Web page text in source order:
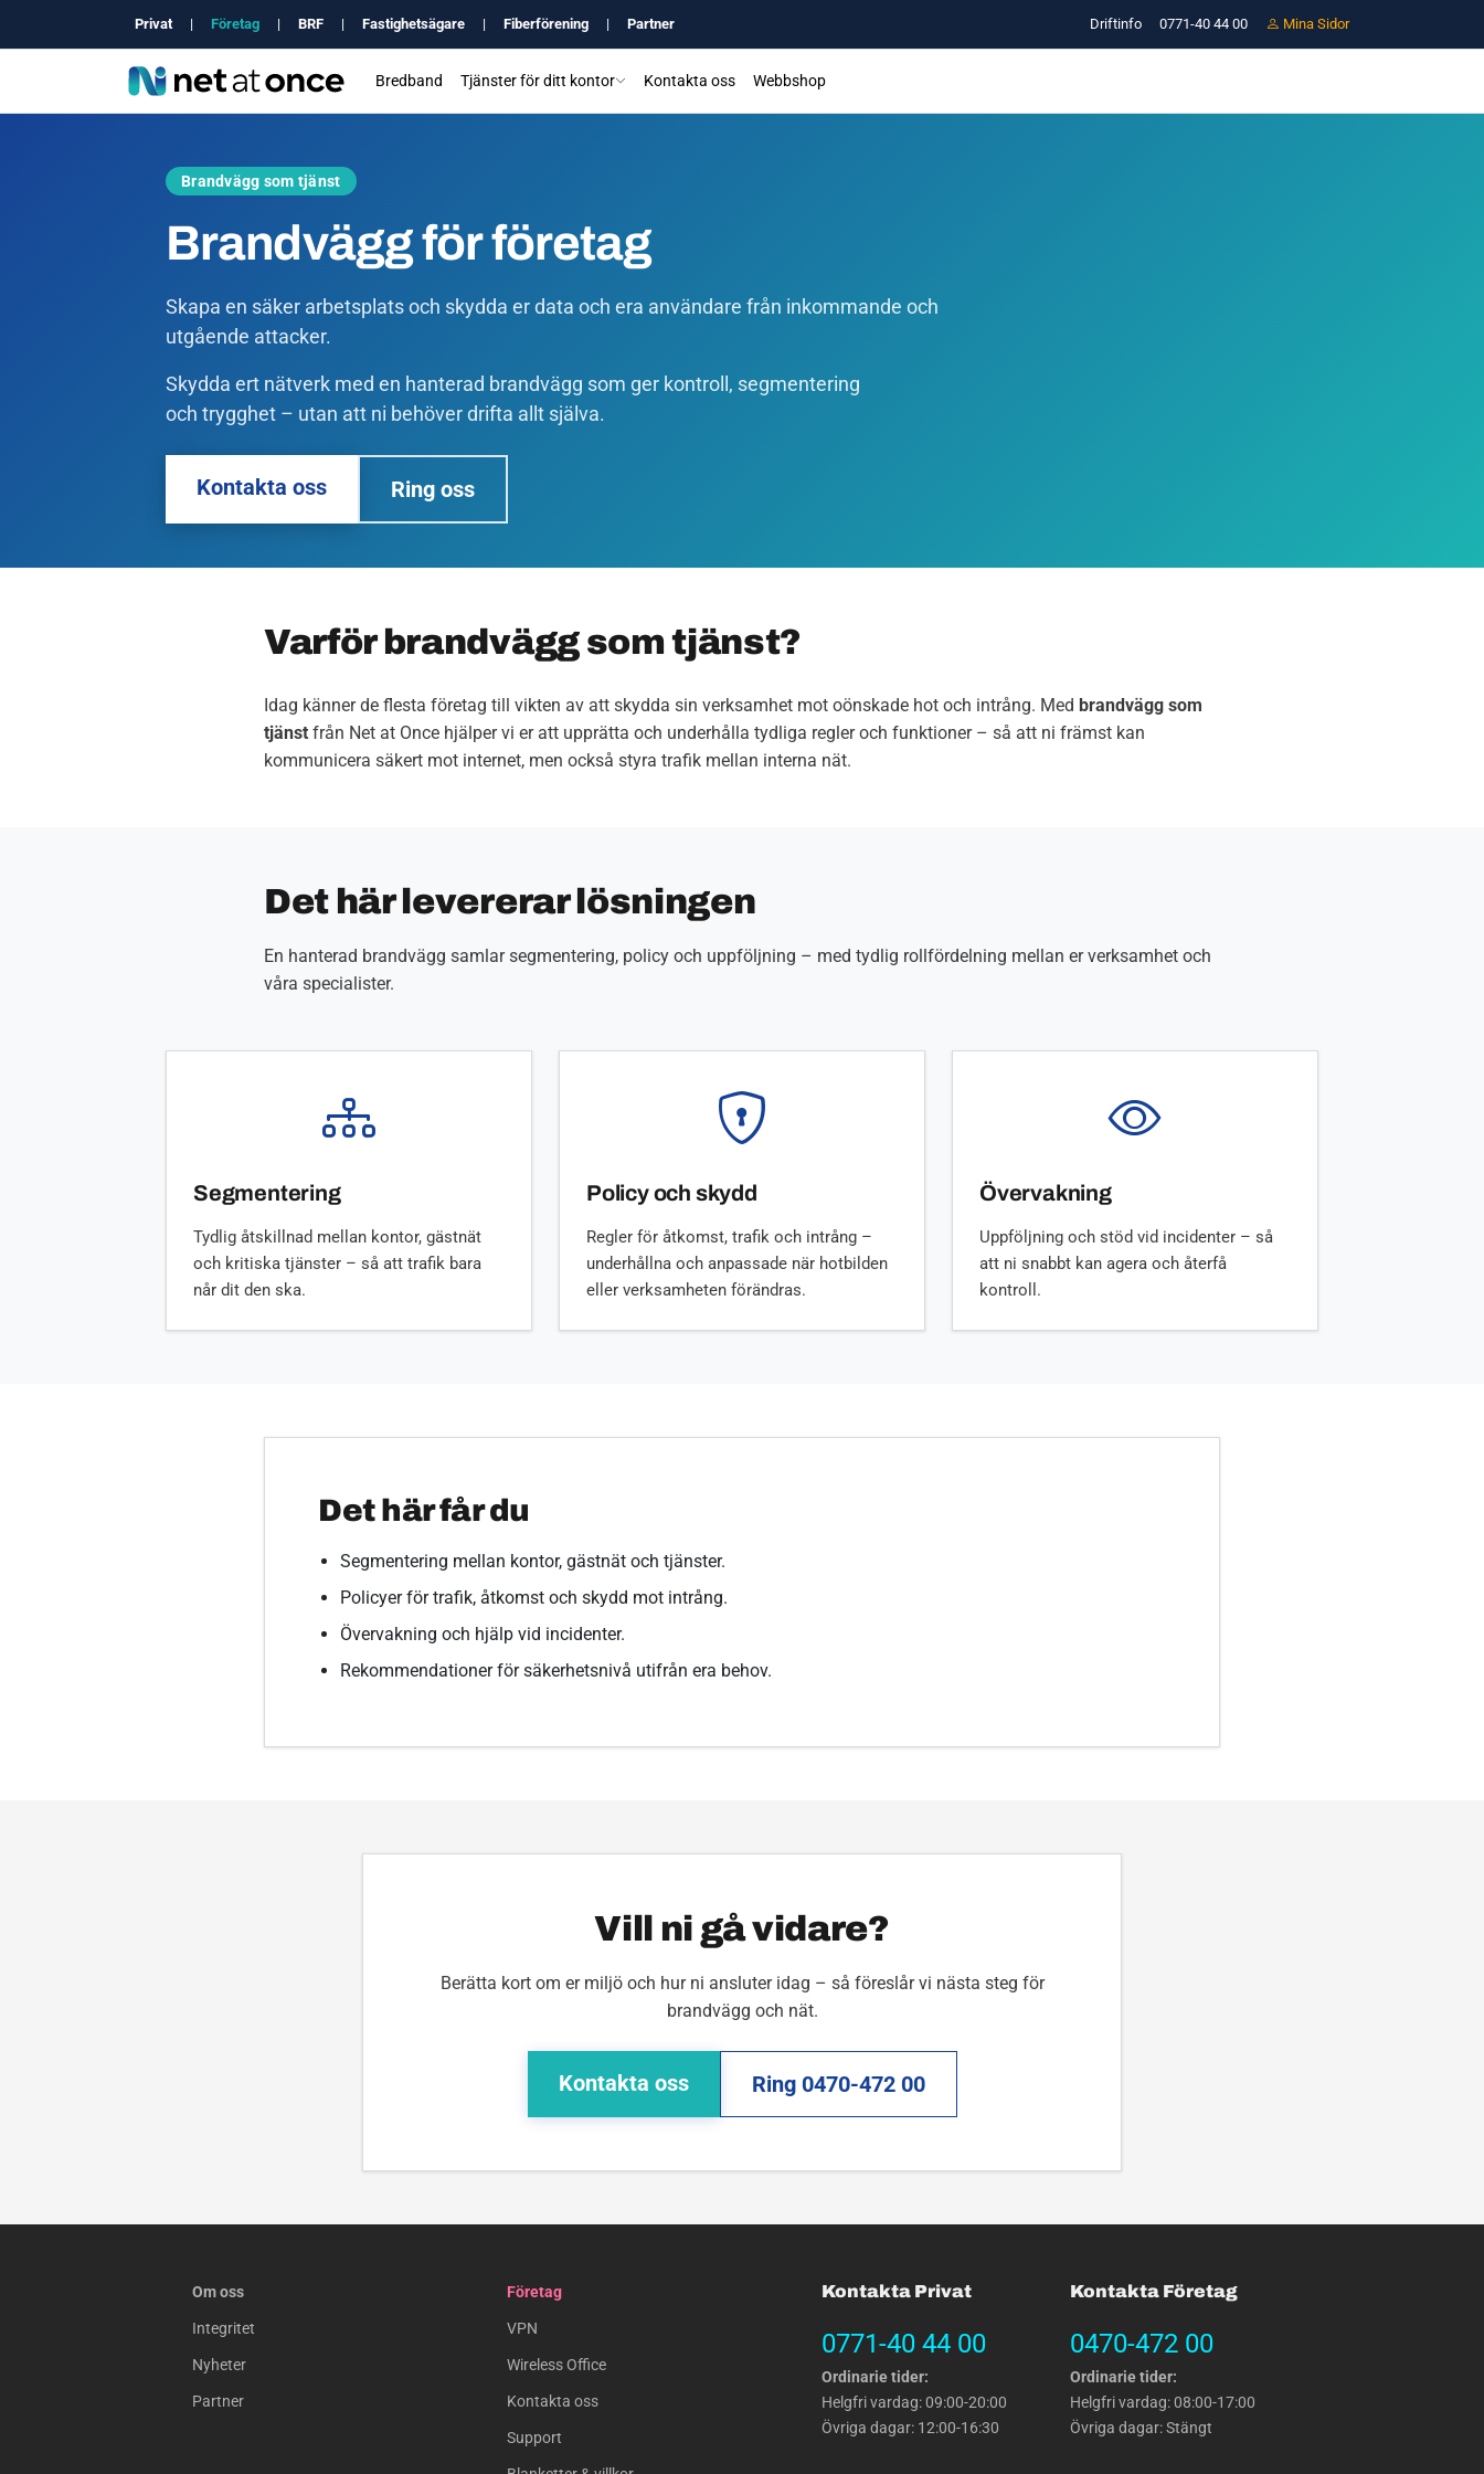
Privat | Företag | BRF | Fastighetsägare | Fiberförening | Partner Driftinfo 0771-40 44 00 Mina Sidor
Bredband Tjänster för ditt kontor Kontakta oss Webbshop
Brandvägg som tjänst
Brandvägg för företag
Skapa en säker arbetsplats och skydda er data och era användare från inkommande och
utgående attacker.
Skydda ert nätverk med en hanterad brandvägg som ger kontroll, segmentering
och trygghet – utan att ni behöver drifta allt själva.
Kontakta oss Ring oss
Varför brandvägg som tjänst?
Idag känner de flesta företag till vikten av att skydda sin verksamhet mot oönskade hot och intrång. Med brandvägg som
tjänst från Net at Once hjälper vi er att upprätta och underhålla tydliga regler och funktioner – så att ni främst kan
kommunicera säkert mot internet, men också styra trafik mellan interna nät.
Det här levererar lösningen
En hanterad brandvägg samlar segmentering, policy och uppföljning – med tydlig rollfördelning mellan er verksamhet och
våra specialister.
Segmentering
Tydlig åtskillnad mellan kontor, gästnät
och kritiska tjänster – så att trafik bara
når dit den ska.
Policy och skydd
Regler för åtkomst, trafik och intrång –
underhållna och anpassade när hotbilden
eller verksamheten förändras.
Övervakning
Uppföljning och stöd vid incidenter – så
att ni snabbt kan agera och återfå
kontroll.
Det här får du
Segmentering mellan kontor, gästnät och tjänster.
Policyer för trafik, åtkomst och skydd mot intrång.
Övervakning och hjälp vid incidenter.
Rekommendationer för säkerhetsnivå utifrån era behov.
Vill ni gå vidare?
Berätta kort om er miljö och hur ni ansluter idag – så föreslår vi nästa steg för
brandvägg och nät.
Kontakta oss Ring 0470-472 00
Om oss
Integritet
Nyheter
Partner
Företag
VPN
Wireless Office
Kontakta oss
Support
Kontakta Privat
0771-40 44 00
Ordinarie tider:
Helgfri vardag: 09:00-20:00
Övriga dagar: 12:00-16:30
Kontakta Företag
0470-472 00
Ordinarie tider:
Helgfri vardag: 08:00-17:00
Övriga dagar: Stängt